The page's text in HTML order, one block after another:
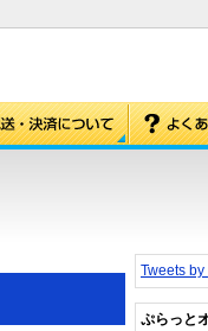
Tweets
ぷらっと